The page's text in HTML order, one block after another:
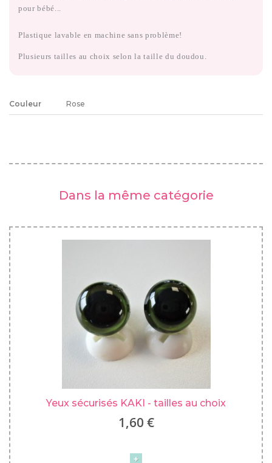
pour bébé...
Plastique lavable en machine sans problème!
Plusieurs tailles au choix selon la taille du doudou.
Couleur Rose
Dans la même catégorie
Yeux sécurisés KAKI - tailles au choix
1,60 €